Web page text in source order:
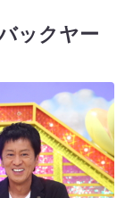
ックヤー